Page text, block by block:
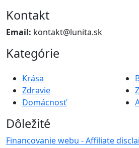
Kontakt
Email: kontakt@lunita.sk
Kategórie
Krása
Zdravie
Domácnosť
Dôležité
Financovanie webu - Affiliate